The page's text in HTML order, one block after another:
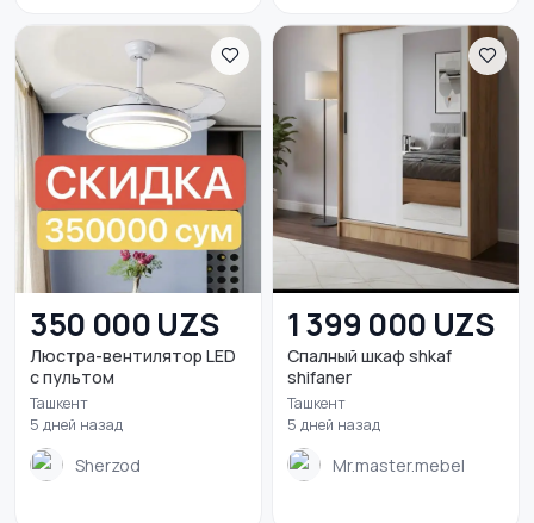
350 000 UZS
Люстра-вентилятор LED
с пультом
Ташкент
5 дней назад
Sherzod
1 399 000 UZS
Спалный шкаф shkaf
shifaner
Ташкент
5 дней назад
Mr.master.mebel